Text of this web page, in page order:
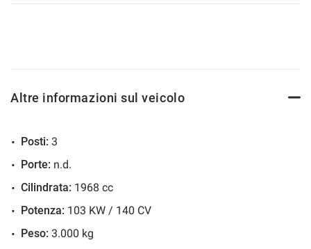
Altre informazioni sul veicolo
Posti: 3
Porte: n.d.
Cilindrata: 1968 cc
Potenza: 103 KW / 140 CV
Peso: 3.000 kg